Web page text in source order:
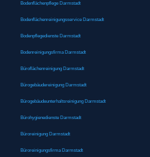
Bodenflächenpflege Darmstadt
Bodenflächenreinigungsservice Darmstadt
Bodenpflegedienste Darmstadt
Bodenreinigungsfirma Darmstadt
Büroflächenreinigung Darmstadt
Bürogebäudereinigung Darmstadt
Bürogebäudeunterhaltsreinigung Darmstadt
Bürohygienedienste Darmstadt
Büroreinigung Darmstadt
Büroreinigungsfirma Darmstadt